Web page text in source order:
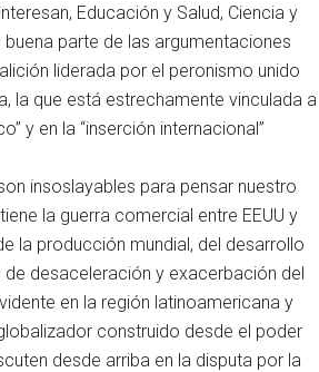
Educación y Salud, Ciencia y
parte de las argumentaciones
liderada por el peronismo unido
la que está estrechamente vinculada a
y en la “inserción internacional”
insoslayables para pensar nuestro
la guerra comercial entre EEUU y
la producción mundial, del desarrollo
desaceleración y exacerbación del
en la región latinoamericana y
construido desde el poder
desde arriba en la disputa por la